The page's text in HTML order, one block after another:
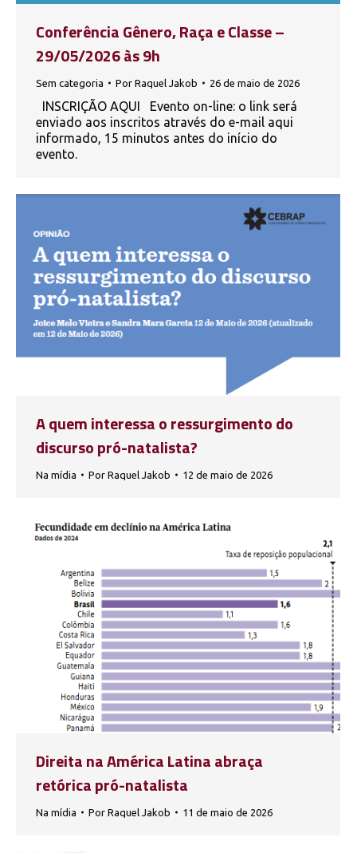
Conferência Gênero, Raça e Classe –
29/05/2026 às 9h
Sem categoria Por Raquel Jakob 26 de maio de 2026
INSCRIÇÃO AQUI Evento on-line: o link será
enviado aos inscritos através do e-mail aqui
informado, 15 minutos antes do início do
evento.
A quem interessa o ressurgimento do
discurso pró-natalista?
Na mídia Por Raquel Jakob 12 de maio de 2026
Direita na América Latina abraça
retórica pró-natalista
Na mídia Por Raquel Jakob 11 de maio de 2026